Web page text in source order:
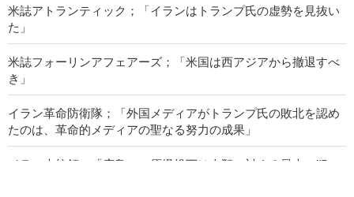
米誌アトランティック；「イランはトランプ氏の虚勢を見抜い
た」
米誌フォーリンアフェアーズ；「米国は西アジアから撤退すべ
き」
イラン革命防衛隊；「外国メディアがトランプ氏の敗北を認め
たのは、革命的メディアの聖なる努力の成果」
イラン大統領；「広島への原爆投下は人類に対する最大の犯